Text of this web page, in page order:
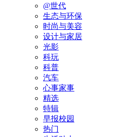
@世代
生态与环保
时尚与美容
设计与家居
光影
科玩
科普
汽车
心事家事
精选
特辑
早报校园
热门